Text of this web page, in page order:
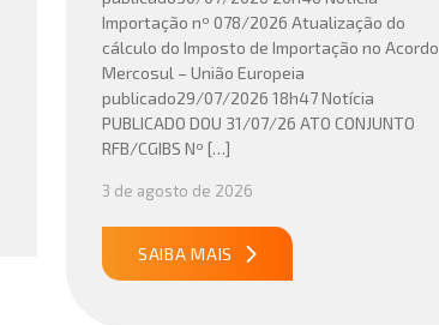
Importação nº 078/2026 Atualização do
cálculo do Imposto de Importação no Acordo
Mercosul – União Europeia
publicado29/07/2026 18h47 Notícia
PUBLICADO DOU 31/07/26 ATO CONJUNTO
RFB/CGIBS Nº […]
3 de agosto de 2026
SAIBA MAIS